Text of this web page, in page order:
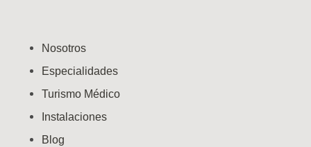
Nosotros
Especialidades
Turismo Médico
Instalaciones
Blog